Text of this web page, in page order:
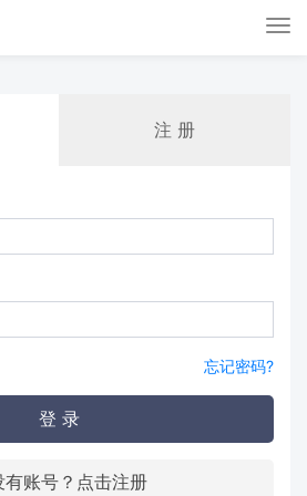
注 册
忘记密码?
登 录
有账号？点击注册